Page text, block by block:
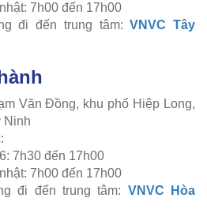
7h00 đến 17h00
đi đến trung tâm:VNVC Tây
Văn Đồng, khu phố Hiệp Long,
Ninh
7h30 đến 17h00
7h00 đến 17h00
đi đến trung tâm: VNVC Hòa